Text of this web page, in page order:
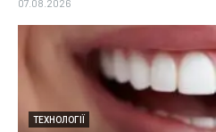
07.08.2026
ТЕХНОЛОГІЇ